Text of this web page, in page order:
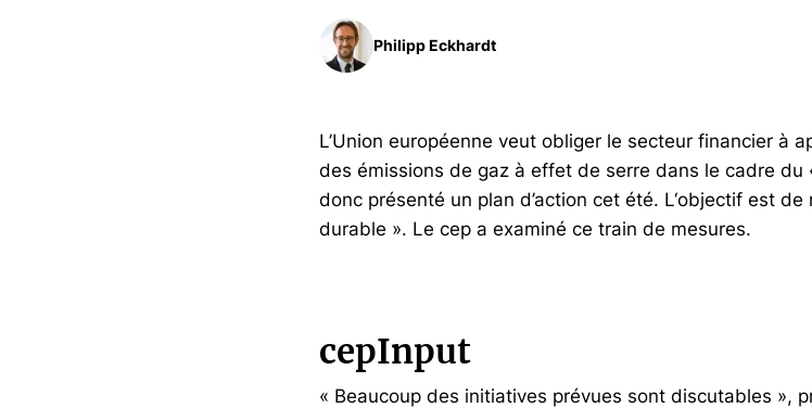
Philipp Eckhardt
L’Union européenne veut obliger le secteur financier à
des émissions de gaz à effet de serre dans le cadre du
donc présenté un plan d’action cet été. L‘objectif est
durable ». Le cep a examiné ce train de mesures.
cepInput
« Beaucoup des initiatives prévues sont discutables »,